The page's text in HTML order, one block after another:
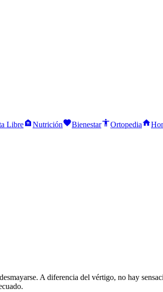
Libre Nutrición Bienestar Ortopedia
A diferencia del vértigo, no hay